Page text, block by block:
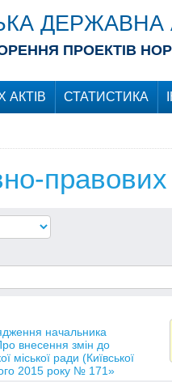
ДЕРЖАВНА
ПРОЕКТІВ
СТАТИСТИКА
правових
начальника
внесення змін до
міської ради (Київської
2015 року № 171»